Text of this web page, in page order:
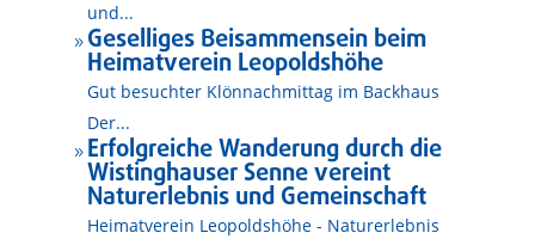
und...
9 Geselliges Beisammensein beim
Heimatverein Leopoldshöhe
Gut besuchter Klönnachmittag im Backhaus
Der...
9 Erfolgreiche Wanderung durch die
Wistinghauser Senne vereint
Naturerlebnis und Gemeinschaft
Heimatverein Leopoldshöhe - Naturerlebnis